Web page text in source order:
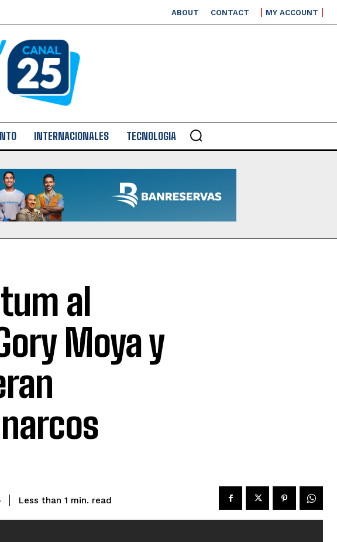
ABOUT CONTACT MY ACCOUNT
INTERNACIONALES TECNOLOGIA
al
Moya y
Less than 1 min. read